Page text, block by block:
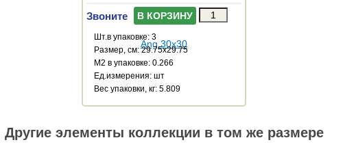
Звоните В КОРЗИНУ
Шт.в упаковке: 3
Размер, см: 29.75x29.75
М2 в упаковке: 0.266
Ед.измерения: шт
Веc упаковки, кг: 5.809
Другие элементы коллекции в том же размере